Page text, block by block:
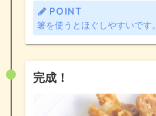
POINT
箸を使うとほぐしやすいです。
完成！